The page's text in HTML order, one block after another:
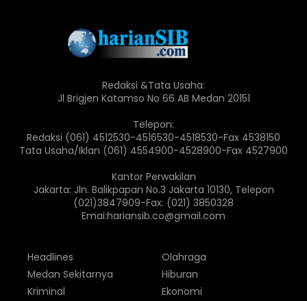
Redaksi &Tata Usaha:
Jl Brigjen Katamso No 66 AB Medan 20151
Telepon:
Redaksi (061) 4512530-4516530-4518530-Fax 4538150
Tata Usaha/Iklan (061) 4554900-4528900-Fax 4527900
Kantor Perwakilan
Jakarta: Jln. Balikpapan No.3 Jakarta 10130, Telepon
(021)3847909-Fax: (021) 3850328
Emai:hariansib.co@gmail.com
Headlines
Medan Sekitarnya
Kriminal
Olahraga
Hiburan
Ekonomi